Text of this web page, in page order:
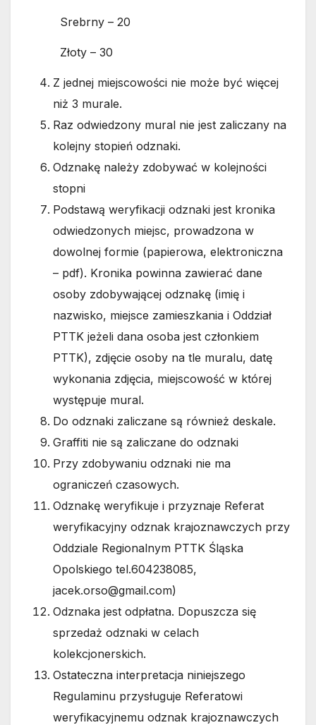
Srebrny – 20
Złoty – 30
Z jednej miejscowości nie może być więcej
niż 3 murale.
Raz odwiedzony mural nie jest zaliczany na
kolejny stopień odznaki.
Odznakę należy zdobywać w kolejności
stopni
Podstawą weryfikacji odznaki jest kronika
odwiedzonych miejsc, prowadzona w
dowolnej formie (papierowa, elektroniczna
– pdf). Kronika powinna zawierać dane
osoby zdobywającej odznakę (imię i
nazwisko, miejsce zamieszkania i Oddział
PTTK jeżeli dana osoba jest członkiem
PTTK), zdjęcie osoby na tle muralu, datę
wykonania zdjęcia, miejscowość w której
występuje mural.
Do odznaki zaliczane są również deskale.
Graffiti nie są zaliczane do odznaki
Przy zdobywaniu odznaki nie ma
ograniczeń czasowych.
Odznakę weryfikuje i przyznaje Referat
weryfikacyjny odznak krajoznawczych przy
Oddziale Regionalnym PTTK Śląska
Opolskiego tel.604238085,
jacek.orso@gmail.com)
Odznaka jest odpłatna. Dopuszcza się
sprzedaż odznaki w celach
kolekcjonerskich.
Ostateczna interpretacja niniejszego
Regulaminu przysługuje Referatowi
weryfikacyjnemu odznak krajoznawczych